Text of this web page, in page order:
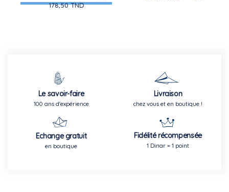
178,50 TND
Le savoir-faire
100 ans d'expérience
Livraison
chez vous et en boutique !
Echange gratuit
en boutique
Fidélité récompensée
1 Dinar = 1 point